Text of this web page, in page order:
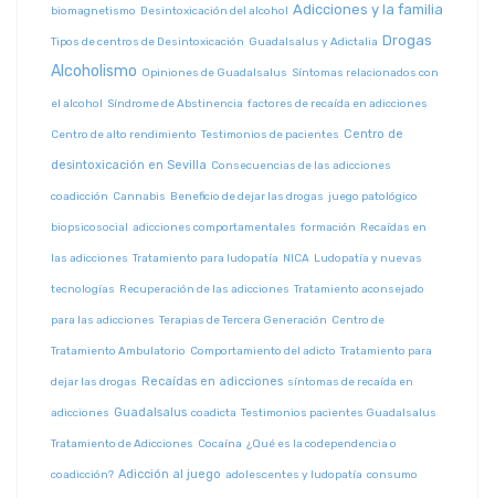
biomagnetismo Desintoxicación del alcohol Adicciones y la familia
Tipos de centros de Desintoxicación Guadalsalus y Adictalia Drogas
Alcoholismo Opiniones de Guadalsalus Síntomas relacionados con
el alcohol Síndrome de Abstinencia factores de recaída en adicciones
Centro de alto rendimiento Testimonios de pacientes Centro de
desintoxicación en Sevilla Consecuencias de las adicciones
coadicción Cannabis Beneficio de dejar las drogas juego patológico
biopsicosocial adicciones comportamentales formación Recaídas en
las adicciones Tratamiento para ludopatía NICA Ludopatía y nuevas
tecnologías Recuperación de las adicciones Tratamiento aconsejado
para las adicciones Terapias de Tercera Generación Centro de
Tratamiento Ambulatorio Comportamiento del adicto Tratamiento para
dejar las drogas Recaídas en adicciones síntomas de recaída en
adicciones Guadalsalus coadicta Testimonios pacientes Guadalsalus
Tratamiento de Adicciones Cocaína ¿Qué es la codependencia o
coadicción? Adicción al juego adolescentes y ludopatía consumo